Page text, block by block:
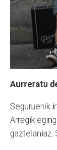
Aurreratu
Seguruenik
Arregik
gaztelaniaz.